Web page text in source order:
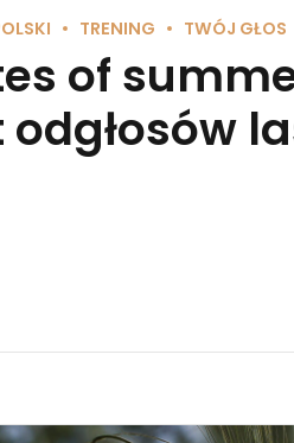
TRENING TWÓJ GŁOS
of
odgłosów